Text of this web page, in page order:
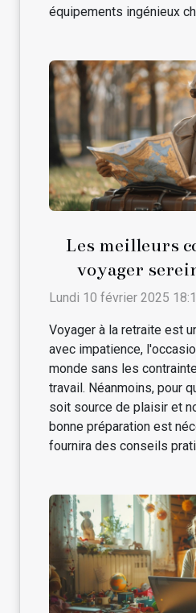
équipements ingénieux
Les meilleurs
voyager
Lundi 10 février 2025
Voyager à la retraite est
avec impatience,
monde sans les
travail. Néanmoins, pour
soit source de plaisir et
bonne préparation est
fournira des conseils